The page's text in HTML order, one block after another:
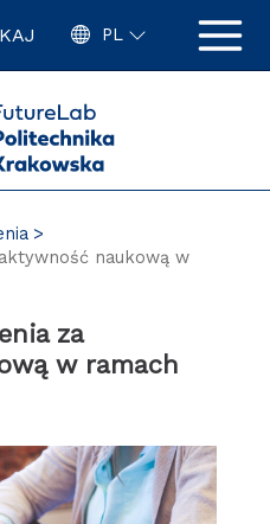
PL
naukową w
za
w ramach